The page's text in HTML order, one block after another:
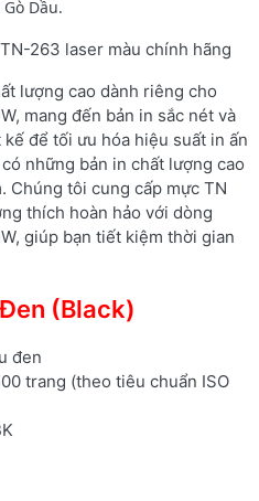
Dầu.
263 laser màu chính hãng
lượng cao dành riêng cho
mang đến bản in sắc nét và
để tối ưu hóa hiệu suất in ấn
những bản in chất lượng cao
Chúng tôi cung cấp mực TN
thích hoàn hảo với dòng
giúp bạn tiết kiệm thời gian
(Black)
đen
trang (theo tiêu chuẩn ISO